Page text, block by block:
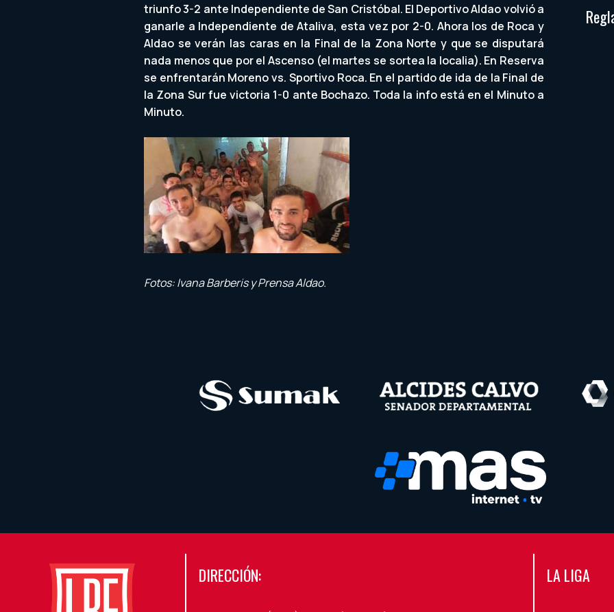
triunfo 3-2 ante Independiente de San Cristóbal. El Deportivo Aldao volvió a
ganarle a Independiente de Ataliva, esta vez por 2-0. Ahora los de Roca y
Aldao se verán las caras en la Final de la Zona Norte y que se disputará
nada menos que por el Ascenso (el martes se sortea la localia). En Reserva
se enfrentarán Moreno vs. Sportivo Roca. En el partido de ida de la Final de
la Zona Sur fue victoria 1-0 ante Bochazo. Toda la info está en el Minuto a
Minuto.
Fotos: Ivana Barberis y Prensa Aldao.
DIRECCIÓN: LA LIGA